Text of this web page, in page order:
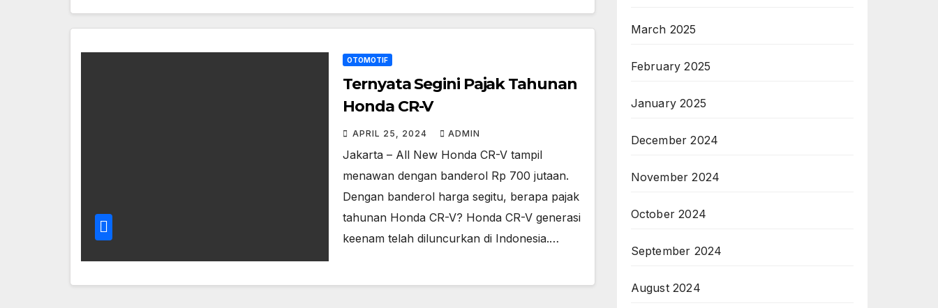
OTOMOTIF
Ternyata Segini Pajak Tahunan
Honda CR-V
APRIL 25, 2024 ADMIN
Jakarta – All New Honda CR-V tampil
menawan dengan banderol Rp 700 jutaan.
Dengan banderol harga segitu, berapa pajak
tahunan Honda CR-V? Honda CR-V generasi
keenam telah diluncurkan di Indonesia.…
March 2025
February 2025
January 2025
December 2024
November 2024
October 2024
September 2024
August 2024